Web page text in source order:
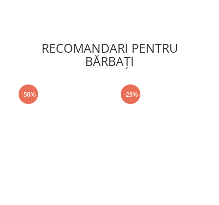
RECOMANDARI PENTRU
BĂRBAŢI
-50% -23%